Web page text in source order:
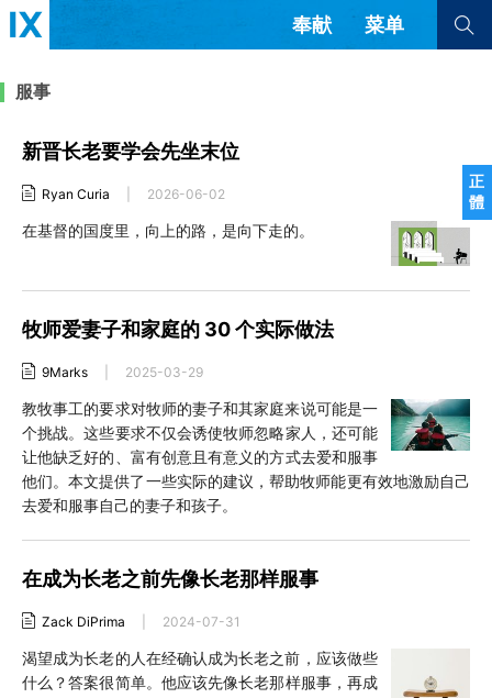
正
體
奉献 菜单
文章 书评
来信
教会带领 解经式讲道与神学
团契生活与祷告
查看全部
查看全部
其他的模式
简体中文 正體中文
西班牙语
乌兹别克语
达里语
法语
罗马尼亚语
波兰语
越南语
意大利语
德语
韩语
土耳其语
阿拉伯语
阿尔巴尼亚语
塞尔维亚语 柬埔寨语
服事
新晋长老要学会先坐末位
Ryan Curia 2026-06-02
在基督的国度里，向上的路，是向下走的。
牧师爱妻子和家庭的 30 个实际做法
9Marks 2025-03-29
教牧事工的要求对牧师的妻子和其家庭来说可能是一
个挑战。这些要求不仅会诱使牧师忽略家人，还可能
让他缺乏好的、富有创意且有意义的方式去爱和服事
他们。本文提供了一些实际的建议，帮助牧师能更有效地激励自己
去爱和服事自己的妻子和孩子。
在成为长老之前先像长老那样服事
Zack DiPrima 2024-07-31
渴望成为长老的人在经确认成为长老之前，应该做些
什么？答案很简单。他应该先像长老那样服事，再成